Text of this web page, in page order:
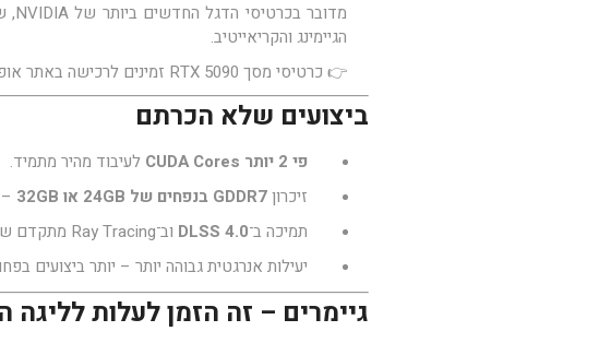
מדובר בכרטיסי הדגל החדשים ביותר של NVIDIA, שמבוססים על ארכיטקטורת
הגיימינג והקריאייטיב.
👉 כרטיסי מסך RTX 5090 זמינים לרכישה באתר אופק פי סי
ביצועים שלא הכרתם
פי 2 יותר CUDA Cores
לעיבוד מהיר מתמיד.
זיכרוןGDDR7 בנפחים של 24GB או 32GB
תמיכה ב־DLSS 4.0 וב־Ray Tracing מתקדם שמביא ריאליזם ברמה קולנועית.
יעילות אנרגטית גבוהה יותר – יותר ביצועים
גיימרים – זה הזמן לעלות לליגה